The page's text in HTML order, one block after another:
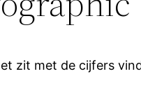
zit met de cijfers